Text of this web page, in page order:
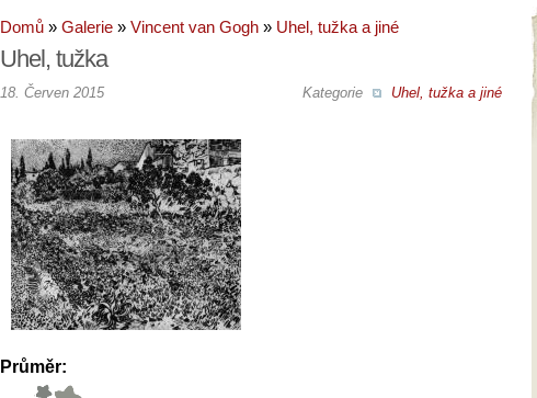
Domů » Galerie » Vincent van Gogh » Uhel, tužka a jiné
Uhel, tužka
Kategorie Uhel, tužka a jiné
18. Červen 2015
Průměr: